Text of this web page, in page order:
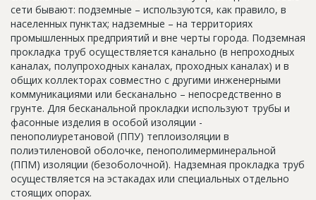
сети бывают: подземные – используются, как правило, в
населенных пунктах; надземные – на территориях
промышленных предприятий и вне черты города. Подземная
прокладка труб осуществляется канально (в непроходных
каналах, полупроходных каналах, проходных каналах) и в
общих коллекторах совместно с другими инженерными
коммуникациями или бесканально – непосредственно в
грунте. Для бесканальной прокладки используют трубы и
фасонные изделия в особой изоляции -
пенополиуретановой (ППУ) теплоизоляции в
полиэтиленовой оболочке, пенополимерминеральной
(ППМ) изоляции (безоболочной). Надземная прокладка труб
осуществляется на эстакадах или специальных отдельно
стоящих опорах.